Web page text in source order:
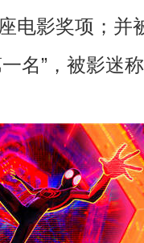
电影奖项；并
名”，被影迷